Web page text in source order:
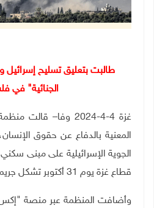
طالبت بتعليق تسليح
الجنائية" في
غزة 4-4-2024 وفا–
المعنية بالدفاع عن حقوق
الجوية الإسرائيلية على مبنى
قطاع غزة يوم 31 أكتوبر تشكل جريمة حرب مفترضة.
وأضافت المنظمة عبر منصة